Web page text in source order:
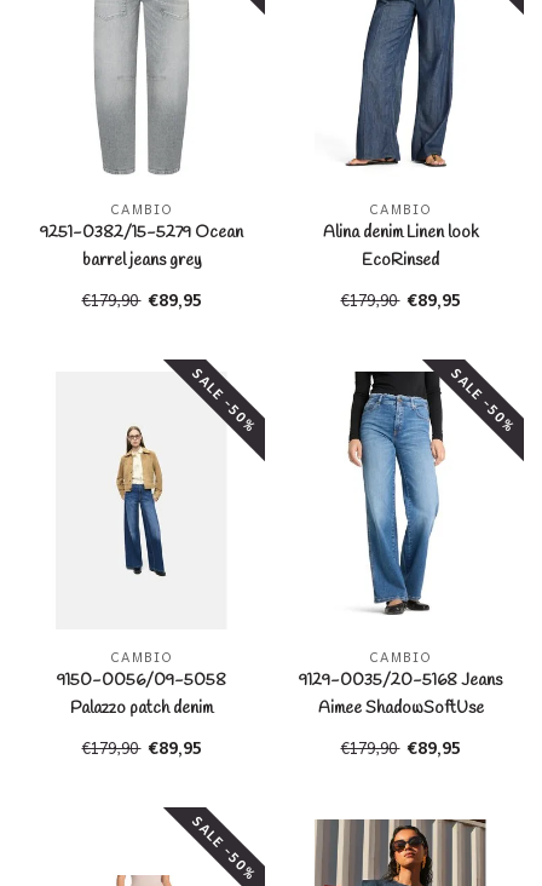
CAMBIO
9251-0382/15-5279 Ocean
barrel jeans grey
€179,90 €89,95
CAMBIO
Alina denim Linen look
EcoRinsed
€179,90 €89,95
SALE -50%
CAMBIO
9150-0056/09-5058
Palazzo patch denim
€179,90 €89,95
SALE -50%
CAMBIO
9129-0035/20-5168 Jeans
Aimee ShadowSoftUse
€179,90 €89,95
SALE -50%